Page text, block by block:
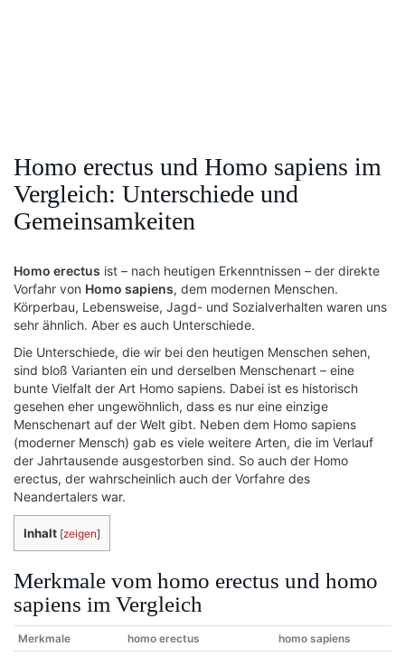
Homo erectus und Homo sapiens im
Vergleich: Unterschiede und
Gemeinsamkeiten
Homo erectus ist – nach heutigen Erkenntnissen – der direkte
Vorfahr von Homo sapiens, dem modernen Menschen.
Körperbau, Lebensweise, Jagd- und Sozialverhalten waren uns
sehr ähnlich. Aber es auch Unterschiede.
Die Unterschiede, die wir bei den heutigen Menschen sehen,
sind bloß Varianten ein und derselben Menschenart – eine
bunte Vielfalt der Art Homo sapiens. Dabei ist es historisch
gesehen eher ungewöhnlich, dass es nur eine einzige
Menschenart auf der Welt gibt. Neben dem Homo sapiens
(moderner Mensch) gab es viele weitere Arten, die im Verlauf
der Jahrtausende ausgestorben sind. So auch der Homo
erectus, der wahrscheinlich auch der Vorfahre des
Neandertalers war.
Inhalt [zeigen]
Merkmale vom homo erectus und homo
sapiens im Vergleich
Merkmale homo erectus
homo sapiens